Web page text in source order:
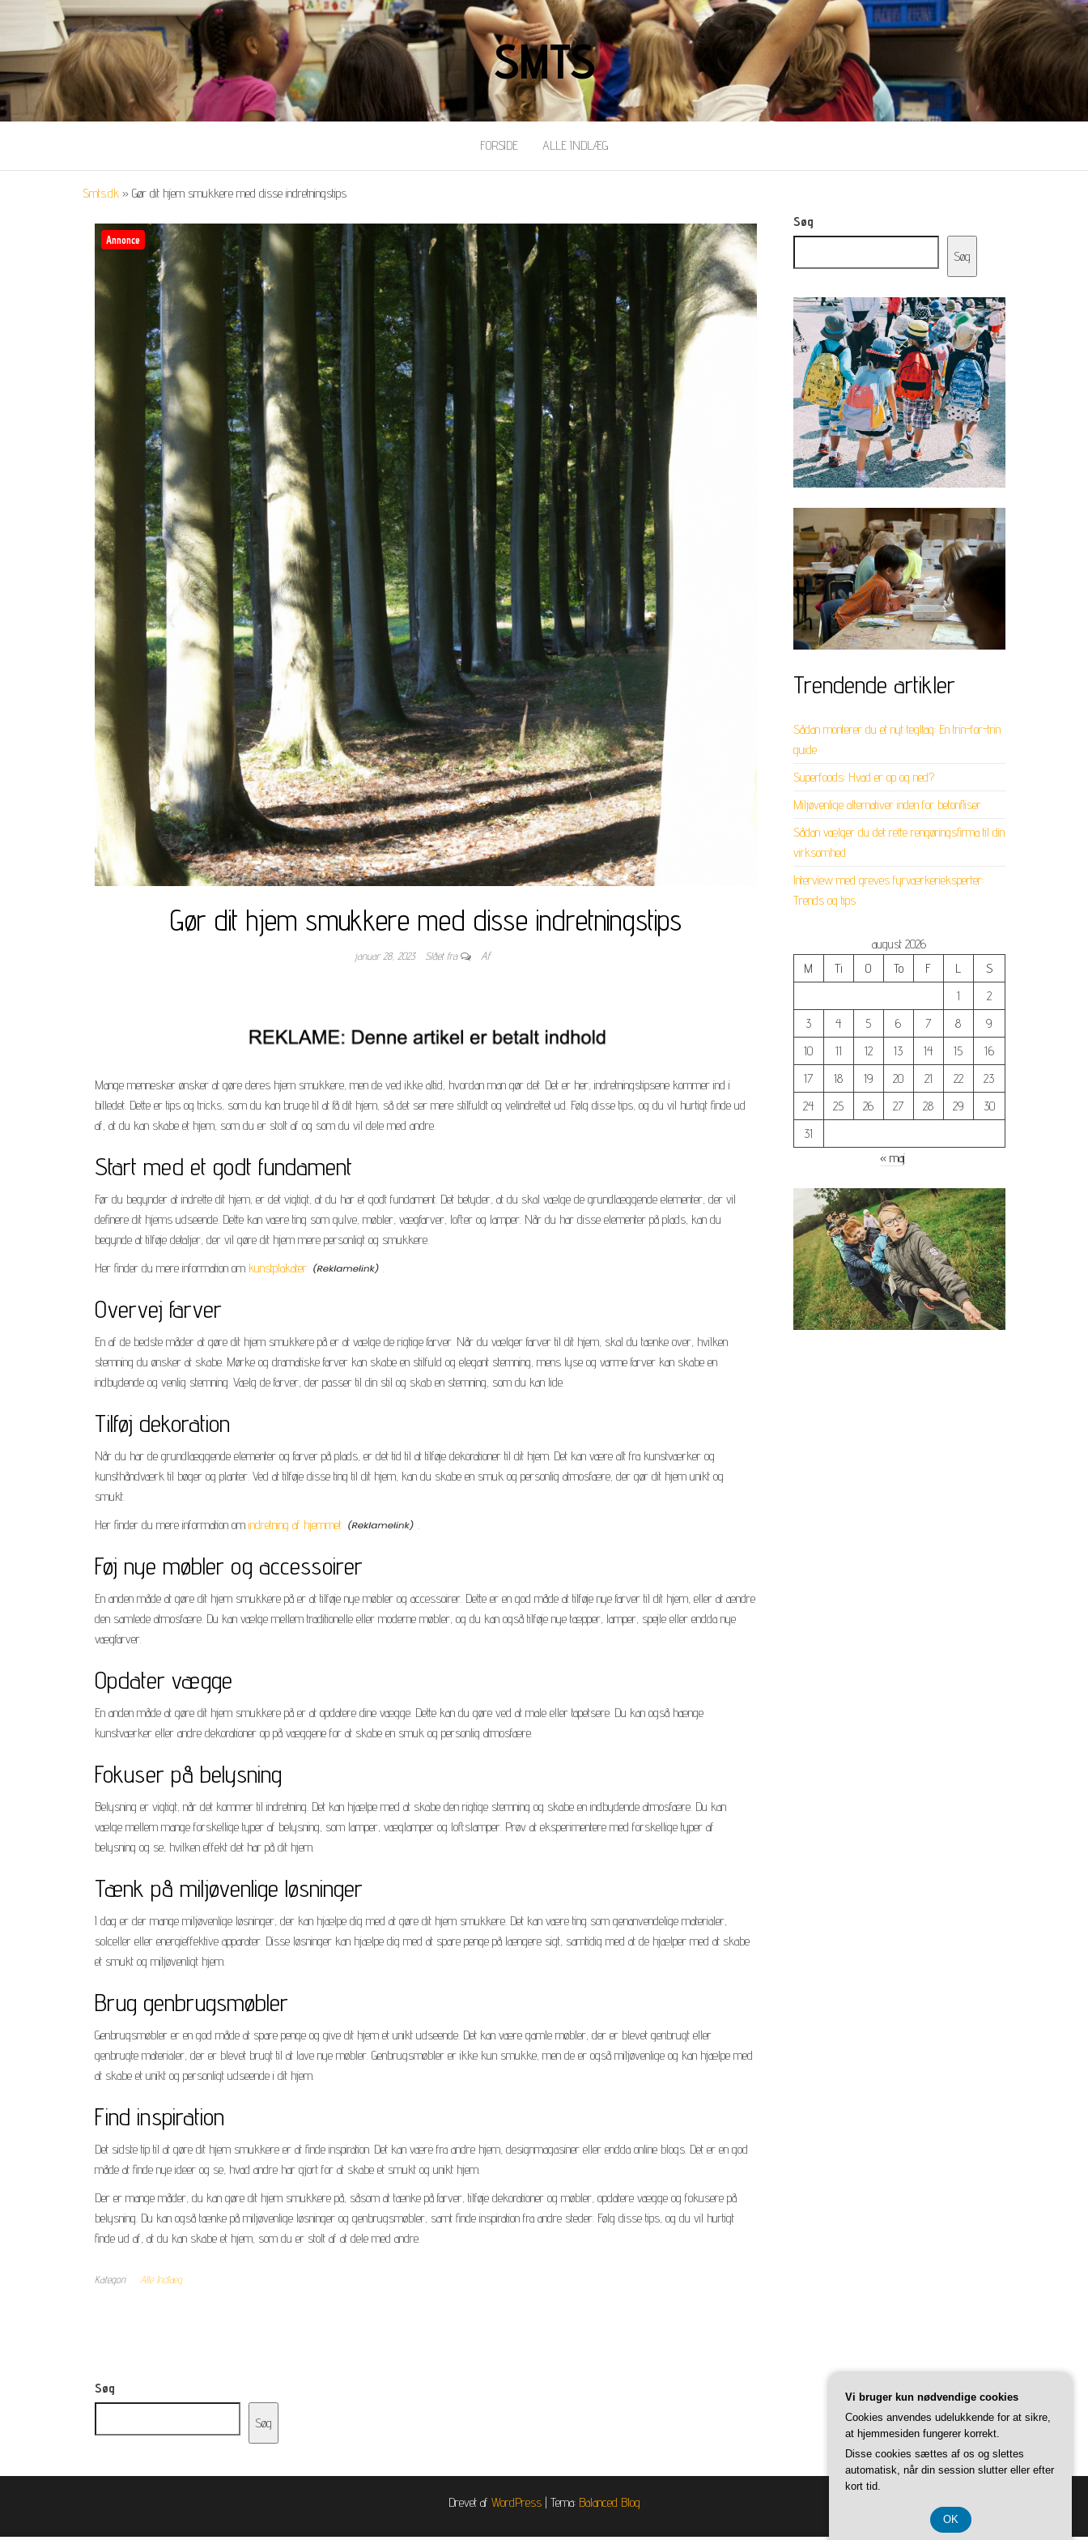
SMTS
FORSIDE ALLE INDLÆG
Smts.dk » Gør dit hjem smukkere med disse indretningstips
Annonce
Gør dit hjem smukkere med disse indretningstips
januar 28, 2023 Slået fra Af
Mange mennesker ønsker at gøre deres hjem smukkere, men de ved ikke altid, hvordan man gør det. Det er her, indretningstipsene kommer ind i
billedet. Dette er tips og tricks, som du kan bruge til at få dit hjem, så det ser mere stilfuldt og velindrettet ud. Følg disse tips, og du vil hurtigt finde ud
af, at du kan skabe et hjem, som du er stolt af og som du vil dele med andre.
Start med et godt fundament
Før du begynder at indrette dit hjem, er det vigtigt, at du har et godt fundament. Det betyder, at du skal vælge de grundlæggende elementer, der vil
definere dit hjems udseende. Dette kan være ting som gulve, møbler, vægfarver, lofter og lamper. Når du har disse elementer på plads, kan du
begynde at tilføje detaljer, der vil gøre dit hjem mere personligt og smukkere.
Her finder du mere information om kunstplakater
Overvej farver
En af de bedste måder at gøre dit hjem smukkere på er at vælge de rigtige farver. Når du vælger farver til dit hjem, skal du tænke over, hvilken
stemning du ønsker at skabe. Mørke og dramatiske farver kan skabe en stilfuld og elegant stemning, mens lyse og varme farver kan skabe en
indbydende og venlig stemning. Vælg de farver, der passer til din stil og skab en stemning, som du kan lide.
Tilføj dekoration
Når du har de grundlæggende elementer og farver på plads, er det tid til at tilføje dekorationer til dit hjem. Det kan være alt fra kunstværker og
kunsthåndværk til bøger og planter. Ved at tilføje disse ting til dit hjem, kan du skabe en smuk og personlig atmosfære, der gør dit hjem unikt og
smukt.
Her finder du mere information om indretning af hjemmet
Føj nye møbler og accessoirer
En anden måde at gøre dit hjem smukkere på er at tilføje nye møbler og accessoirer. Dette er en god måde at tilføje nye farver til dit hjem, eller at ændre
den samlede atmosfære. Du kan vælge mellem traditionelle eller moderne møbler, og du kan også tilføje nye tæpper, lamper, spejle eller endda nye
vægfarver.
Opdater vægge
En anden måde at gøre dit hjem smukkere på er at opdatere dine vægge. Dette kan du gøre ved at male eller tapetsere. Du kan også hænge
kunstværker eller andre dekorationer op på væggene for at skabe en smuk og personlig atmosfære.
Fokuser på belysning
Belysning er vigtigt, når det kommer til indretning. Det kan hjælpe med at skabe den rigtige stemning og skabe en indbydende atmosfære. Du kan
vælge mellem mange forskellige typer af belysning, som lamper, væglamper og loftslamper. Prøv at eksperimentere med forskellige typer af
belysning og se, hvilken effekt det har på dit hjem.
Tænk på miljøvenlige løsninger
I dag er der mange miljøvenlige løsninger, der kan hjælpe dig med at gøre dit hjem smukkere. Det kan være ting som genanvendelige materialer,
solceller eller energieffektive apparater. Disse løsninger kan hjælpe dig med at spare penge på længere sigt, samtidig med at de hjælper med at skabe
et smukt og miljøvenligt hjem.
Brug genbrugsmøbler
Genbrugsmøbler er en god måde at spare penge og give dit hjem et unikt udseende. Det kan være gamle møbler, der er blevet genbrugt eller
genbrugte materialer, der er blevet brugt til at lave nye møbler. Genbrugsmøbler er ikke kun smukke, men de er også miljøvenlige og kan hjælpe med
at skabe et unikt og personligt udseende i dit hjem.
Find inspiration
Det sidste tip til at gøre dit hjem smukkere er at finde inspiration. Det kan være fra andre hjem, designmagasiner eller endda online blogs. Det er en god
måde at finde nye ideer og se, hvad andre har gjort for at skabe et smukt og unikt hjem.
Der er mange måder, du kan gøre dit hjem smukkere på, såsom at tænke på farver, tilføje dekorationer og møbler, opdatere vægge og fokusere på
belysning. Du kan også tænke på miljøvenlige løsninger og genbrugsmøbler, samt finde inspiration fra andre steder. Følg disse tips, og du vil hurtigt
finde ud af, at du kan skabe et hjem, som du er stolt af at dele med andre.
Kategori Alle Indlæg
Søg
Søg
Trendende artikler
Sådan monterer du et nyt tegltag: En trin-for-trin
guide
Superfoods: Hvad er op og ned?
Miljøvenlige alternativer inden for betonfliser
Sådan vælger du det rette rengøringsfirma til din
virksomhed
Interview med greves fyrværkerieksperter:
Trends og tips
august 2026
M
Ti O To F L
S
1
2
3
4 5 6 7 8
9
10
11 12 13 14 15
16
17
18 19 20 21 22
23
24
25 26 27 28 29
30
31
« maj
Søg
Søg
Drevet af WordPress | Tema: Balanced Blog
Vi bruger kun nødvendige cookies
Cookies anvendes udelukkende for at sikre,
at hjemmesiden fungerer korrekt.
Disse cookies sættes af os og slettes
automatisk, når din session slutter eller efter
kort tid.
OK